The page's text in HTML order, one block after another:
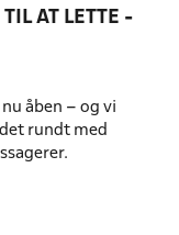
AT LETTE -
åben – og vi
rundt med